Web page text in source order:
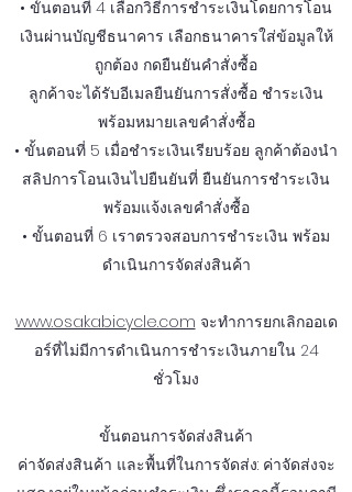
• ขั้นตอนที่ 4 เลือกวิธีการชำระเงินโดยการโอน
เงินผ่านบัญชีธนาคาร เลือกธนาคารใส่ข้อมูลให้
ถูกต้อง กดยืนยันคำสั่งซื้อ
ลูกค้าจะได้รับอีเมลยืนยันการสั่งซื้อ ชำระเงิน
พร้อมหมายเลขคำสั่งซื้อ
• ขั้นตอนที่ 5 เมื่อชำระเงินเรียบร้อย ลูกค้าต้องนำ
สลิปการโอนเงินไปยืนยันที่ ยืนยันการชำระเงิน
พร้อมแจ้งเลขคำสั่งซื้อ
• ขั้นตอนที่ 6 เราตรวจสอบการชำระเงิน พร้อม
ดำเนินการจัดส่งสินค้า
www.osakabicycle.com จะทำการยกเลิกออเด
อร์ที่ไม่มีการดำเนินการชำระเงินภายใน 24
ชั่วโมง
ขั้นตอนการจัดส่งสินค้า
ค่าจัดส่งสินค้า และพื้นที่ในการจัดส่ง: ค่าจัดส่งจะ